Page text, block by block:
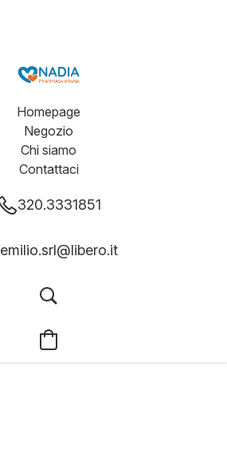
Homepage
Negozio
Chi siamo
Contattaci
320.3331851
emilio.srl@libero.it